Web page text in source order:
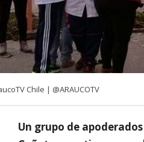
Chile | @ARAUCOTV
Un grupo de